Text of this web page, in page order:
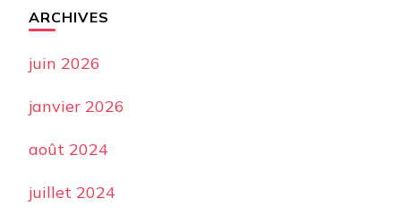
ARCHIVES
juin 2026
janvier 2026
août 2024
juillet 2024